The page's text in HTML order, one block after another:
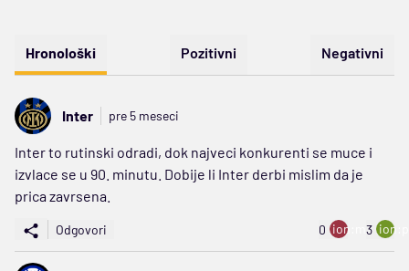
Hronološki Pozitivni Negativni
Inter pre 5 meseci
Inter to rutinski odradi, dok najveci konkurenti se muce i
izvlace se u 90. minutu. Dobije li Inter derbi mislim da je
prica zavrsena.
Odgovori 0 ion:minus
3